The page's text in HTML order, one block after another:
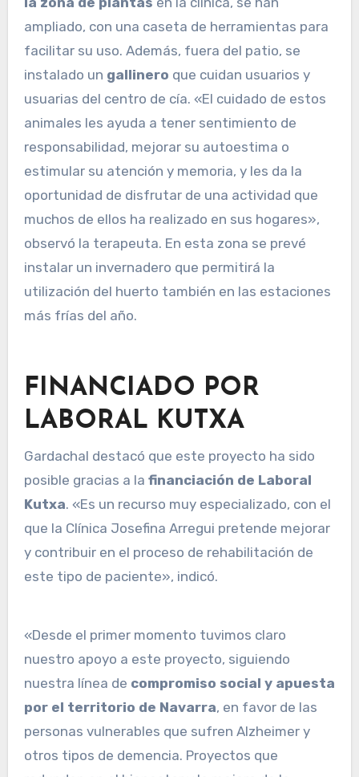
ampliado, con una caseta de herramientas para
facilitar su uso. Además, fuera del patio, se
instalado un gallinero que cuidan usuarios y
usuarias del centro de cía. «El cuidado de estos
animales les ayuda a tener sentimiento de
responsabilidad, mejorar su autoestima o
estimular su atención y memoria, y les da la
oportunidad de disfrutar de una actividad que
muchos de ellos ha realizado en sus hogares»,
observó la terapeuta. En esta zona se prevé
instalar un invernadero que permitirá la
utilización del huerto también en las estaciones
más frías del año.
FINANCIADO POR
LABORAL KUTXA
Gardachal destacó que este proyecto ha sido
posible gracias a la financiación de Laboral
Kutxa. «Es un recurso muy especializado, con el
que la Clínica Josefina Arregui pretende mejorar
y contribuir en el proceso de rehabilitación de
este tipo de paciente», indicó.
«Desde el primer momento tuvimos claro
nuestro apoyo a este proyecto, siguiendo
nuestra línea de compromiso social y apuesta
por el territorio de Navarra, en favor de las
personas vulnerables que sufren Alzheimer y
otros tipos de demencia. Proyectos que